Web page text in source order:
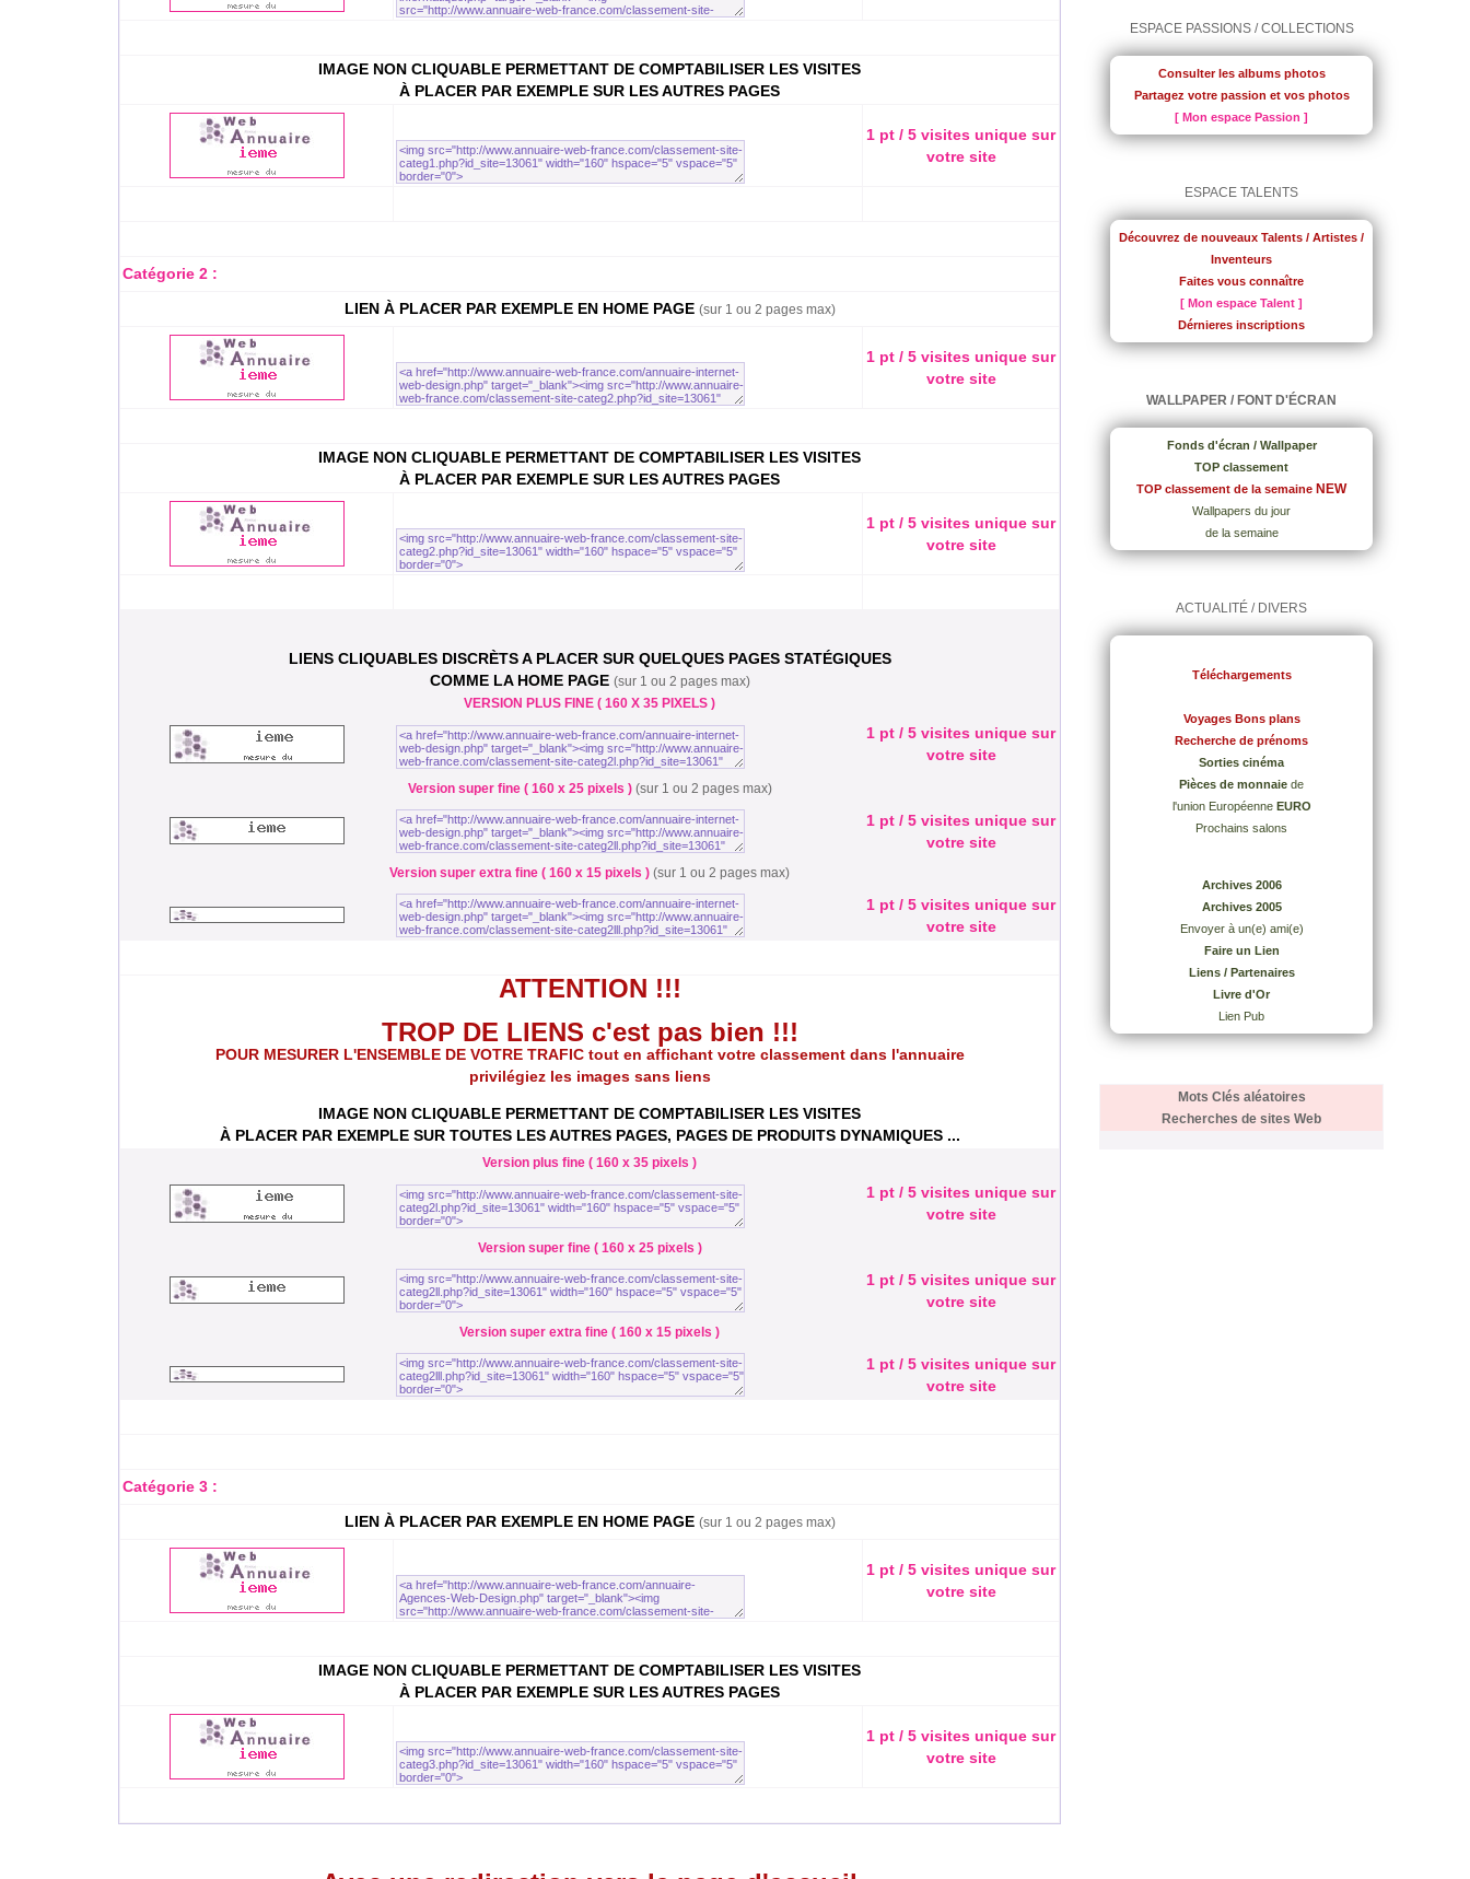
IMAGE NON CLIQUABLE PERMETTANT DE COMPTABILISER LES VISITES
À PLACER PAR EXEMPLE SUR LES AUTRES PAGES
1 pt / 5 visites unique sur
votre site
Catégorie 2 :
LIEN À PLACER PAR EXEMPLE EN HOME PAGE (sur 1 ou 2 pages max)
1 pt / 5 visites unique sur
votre site
IMAGE NON CLIQUABLE PERMETTANT DE COMPTABILISER LES VISITES
À PLACER PAR EXEMPLE SUR LES AUTRES PAGES
1 pt / 5 visites unique sur
votre site
LIENS CLIQUABLES DISCRÈTS A PLACER SUR QUELQUES PAGES STATÉGIQUES
COMME LA HOME PAGE (sur 1 ou 2 pages max)
VERSION PLUS FINE ( 160 X 35 PIXELS )
1 pt / 5 visites unique sur
votre site
Version super fine ( 160 x 25 pixels ) (sur 1 ou 2 pages max)
1 pt / 5 visites unique sur
votre site
Version super extra fine ( 160 x 15 pixels ) (sur 1 ou 2 pages max)
1 pt / 5 visites unique sur
votre site
ATTENTION !!!
TROP DE LIENS c'est pas bien !!!
POUR MESURER L'ENSEMBLE DE VOTRE TRAFIC tout en affichant votre classement dans l'annuaire
privilégiez les images sans liens
IMAGE NON CLIQUABLE PERMETTANT DE COMPTABILISER LES VISITES
À PLACER PAR EXEMPLE SUR TOUTES LES AUTRES PAGES, PAGES DE PRODUITS DYNAMIQUES ...
Version plus fine ( 160 x 35 pixels )
1 pt / 5 visites unique sur
votre site
Version super fine ( 160 x 25 pixels )
1 pt / 5 visites unique sur
votre site
Version super extra fine ( 160 x 15 pixels )
1 pt / 5 visites unique sur
votre site
Catégorie 3 :
LIEN À PLACER PAR EXEMPLE EN HOME PAGE (sur 1 ou 2 pages max)
1 pt / 5 visites unique sur
votre site
IMAGE NON CLIQUABLE PERMETTANT DE COMPTABILISER LES VISITES
À PLACER PAR EXEMPLE SUR LES AUTRES PAGES
1 pt / 5 visites unique sur
votre site
ESPACE PASSIONS / COLLECTIONS
Consulter les albums photos
Partagez votre passion et vos photos
[ Mon espace Passion ]
ESPACE TALENTS
Découvrez de nouveaux Talents / Artistes /
Inventeurs
Faites vous connaître
[ Mon espace Talent ]
Dérnieres inscriptions
WALLPAPER / FONT D'ÉCRAN
Fonds d'écran / Wallpaper
TOP classement
TOP classement de la semaine NEW
Wallpapers du jour
de la semaine
ACTUALITÉ / DIVERS
Téléchargements
Voyages Bons plans
Recherche de prénoms
Sorties cinéma
Pièces de monnaie de
l'union Européenne EURO
Prochains salons
Archives 2006
Archives 2005
Envoyer à un(e) ami(e)
Faire un Lien
Liens / Partenaires
Livre d'Or
Lien Pub
Mots Clés aléatoires
Recherches de sites Web